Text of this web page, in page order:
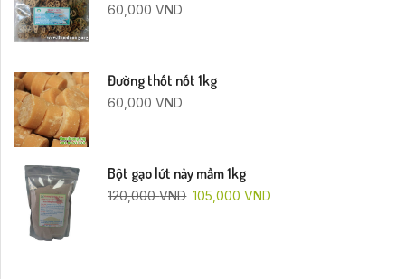
60,000VND
Đường thốt nốt 1kg
60,000VND
Bột gạo lứt nảy mầm 1kg
120,000VND 105,000VND